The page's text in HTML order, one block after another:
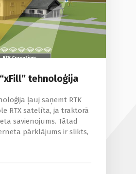
tehnoloģija
ļauj saņemt RTK
RTX satelīta, ja traktorā
savienojums. Tātad
pārklājums ir slikts,